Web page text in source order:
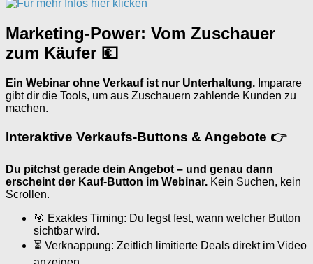
Marketing-Power: Vom Zuschauer
zum Käufer 💶
Ein Webinar ohne Verkauf ist nur Unterhaltung. Imparare
gibt dir die Tools, um aus Zuschauern zahlende Kunden zu
machen.
Interaktive Verkaufs-Buttons & Angebote 👉
Du pitchst gerade dein Angebot – und genau dann
erscheint der Kauf-Button im Webinar. Kein Suchen, kein
Scrollen.
🎯 Exaktes Timing: Du legst fest, wann welcher Button
sichtbar wird.
⏳ Verknappung: Zeitlich limitierte Deals direkt im Video